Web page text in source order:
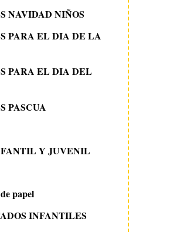
NAVIDAD NIÑOS
PARA EL DIA DE LA
PARA EL DIA DEL
PASCUA
Y JUVENIL
papel
INFANTILES